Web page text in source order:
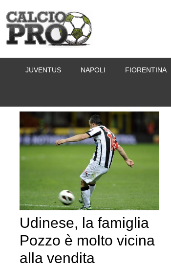
contenuto
JUVENTUS NAPOLI FIORENTINA
Udinese, la famiglia
Pozzo è molto vicina
alla vendita